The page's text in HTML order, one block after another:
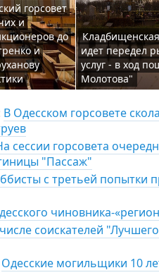
горсовет
и
до
и
идет передел
услуг - в ход
Молотова"
В Одесском горсовете
сессии горсовета
"Пассаж"
с третьей попытки
чиновника-
соискателей
Одесские могильщики 10